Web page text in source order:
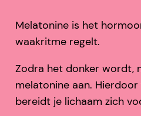
Melatonine is het
waakritme regelt.
Zodra het donker wordt,
melatonine aan.
bereidt je lichaam zich